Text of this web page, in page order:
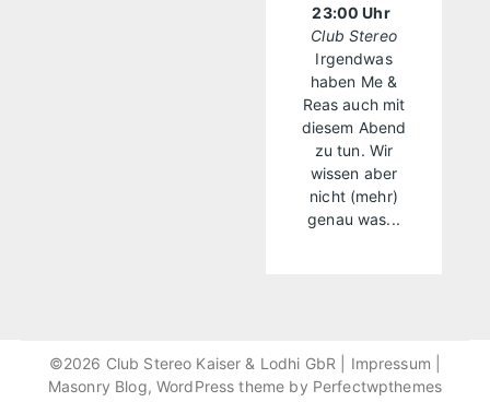
23:00 Uhr
Club Stereo
Irgendwas
haben Me &
Reas auch mit
diesem Abend
zu tun. Wir
wissen aber
nicht (mehr)
genau was...
©2026 Club Stereo Kaiser & Lodhi GbR | Impressum
Masonry Blog, WordPress theme by Perfectwpthemes